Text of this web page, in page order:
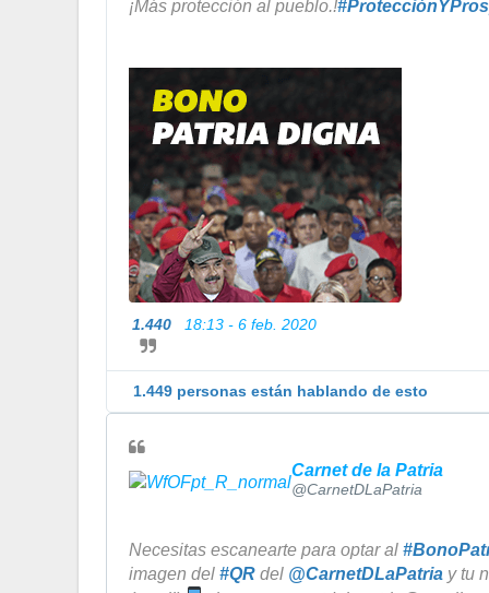
¡Más protección al pueblo.!#
1.440 18:13 - 6 feb. 2020
1.449 personas están hablando de esto
Carnet de la Patria
@CarnetDLaPatria
Necesitas escanearte para optar al #
imagen del #QR del @CarnetDLaPatria y tu